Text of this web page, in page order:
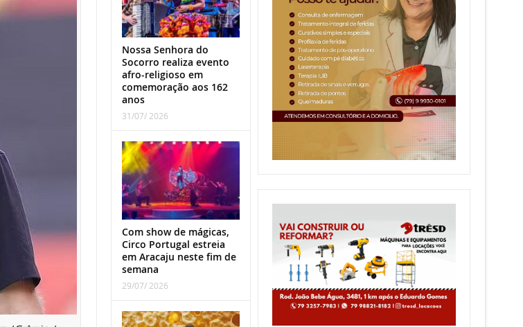
Nossa Senhora do
Socorro realiza evento
afro-religioso em
comemoração aos 162
anos
31/07/ 2026
Com show de mágicas,
Circo Portugal estreia
em Aracaju neste fim de
semana
29/07/ 2026